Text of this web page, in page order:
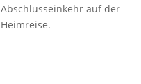
Abschlusseinkehr auf der
Heimreise.